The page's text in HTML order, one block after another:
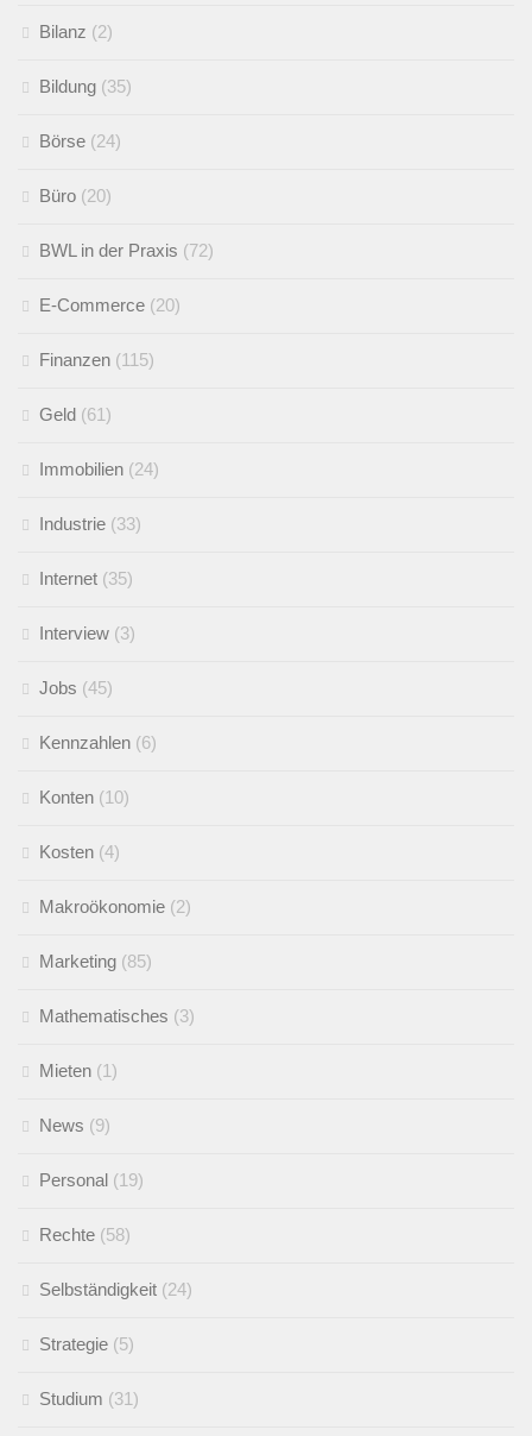
Bilanz (2)
Bildung (35)
Börse (24)
Büro (20)
BWL in der Praxis (72)
E-Commerce (20)
Finanzen (115)
Geld (61)
Immobilien (24)
Industrie (33)
Internet (35)
Interview (3)
Jobs (45)
Kennzahlen (6)
Konten (10)
Kosten (4)
Makroökonomie (2)
Marketing (85)
Mathematisches (3)
Mieten (1)
News (9)
Personal (19)
Rechte (58)
Selbständigkeit (24)
Strategie (5)
Studium (31)